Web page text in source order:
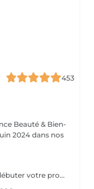
453
2024 dans nos
LPG BILAN GRATUIT CELLU M6 Avant de débuter votre programme LPG, nous vous offrons un bilan personnalisé. Cette séance permet d'analyser votre peau, d'évaluer vos besoins et de définir ensemble le protocole le plus adapté à vos objectifs (fermeté, cellulite, drainage, remodelage). Grâce à la technologie brevetée LPG Endermologie, nous vous conseillons un programme sur-mesure pour optimiser vos résultats dès la première séance. Un accompagnement exclusif : En plus de votre programme LPG, bénéficiez des conseils d'une professionnelle, coach en nutrition et bien-être, pour des résultats optimisés et durables. Un suivi global pour retrouver une silhouette harmonieuse et une meilleure vitalité ! Le Lipomassage est une technique issu de l'endermologie ,c'est la solution aux problèmes de cellulite, de graisses localisées et de relachement cutané. Cellu M6 combine trois efets majeurs: - Le destockage : il active la lipolyse et stimule les adipocytes déclenchant la libération des graisses - Le raffermissement : il stimule les fibroblastes pour générer collagène et élastine - Le rescultage : il décloisonne les amas graisseux et agit sur les septas ( aspect capitons )